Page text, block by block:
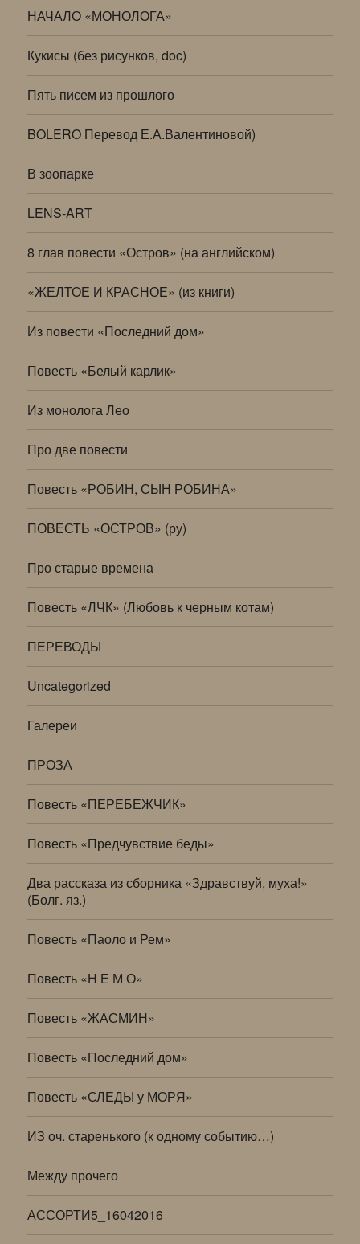
НАЧАЛО «МОНОЛОГА»
Кукисы (без рисунков, doc)
Пять писем из прошлого
BOLERO Перевод Е.А.Валентиновой)
В зоопарке
LENS-ART
8 глав повести «Остров» (на английском)
«ЖЕЛТОЕ И КРАСНОЕ» (из книги)
Из повести «Последний дом»
Повесть «Белый карлик»
Из монолога Лео
Про две повести
Повесть «РОБИН, СЫН РОБИНА»
ПОВЕСТЬ «ОСТРОВ» (ру)
Про старые времена
Повесть «ЛЧК» (Любовь к черным котам)
ПЕРЕВОДЫ
Uncategorized
Галереи
ПРОЗА
Повесть «ПЕРЕБЕЖЧИК»
Повесть «Предчувствие беды»
Два рассказа из сборника «Здравствуй, муха!»
(Болг. яз.)
Повесть «Паоло и Рем»
Повесть «Н Е М О»
Повесть «ЖАСМИН»
Повесть «Последний дом»
Повесть «СЛЕДЫ у МОРЯ»
ИЗ оч. старенького (к одному событию…)
Между прочего
АССОРТИ5_16042016